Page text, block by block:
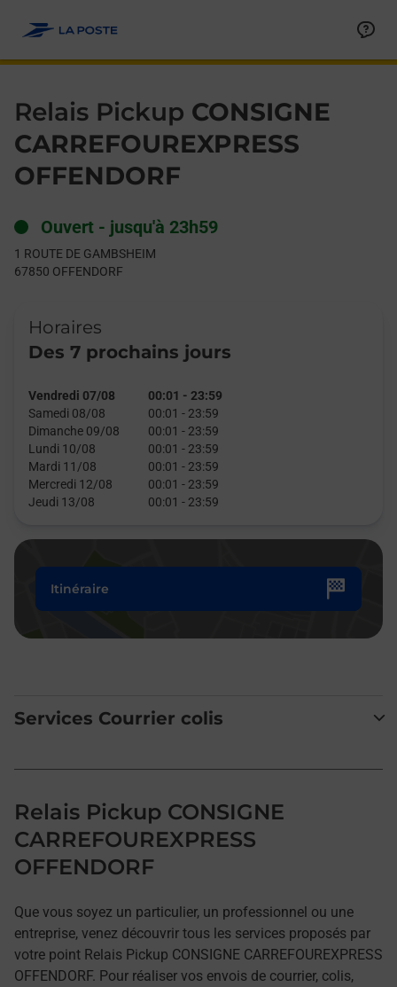
Relais Pickup CONSIGNE
CARREFOUREXPRESS
OFFENDORF
Ouvert - jusqu'à 23h59
1 ROUTE DE GAMBSHEIM
67850 OFFENDORF
Horaires
Des 7 prochains jours
Vendredi 07/08 00:01 - 23:59
Samedi 08/08
00:01 - 23:59
Dimanche 09/08
00:01 - 23:59
Lundi 10/08
00:01 - 23:59
Mardi 11/08
00:01 - 23:59
Mercredi 12/08
00:01 - 23:59
Jeudi 13/08
00:01 - 23:59
Itinéraire
Services Courrier colis
Relais Pickup CONSIGNE
CARREFOUREXPRESS
OFFENDORF
Que vous soyez un particulier, un professionnel ou une
entreprise, venez découvrir tous les services proposés par
votre point Relais Pickup CONSIGNE CARREFOUREXPRESS
OFFENDORF. Pour réaliser vos envois de courrier, colis,